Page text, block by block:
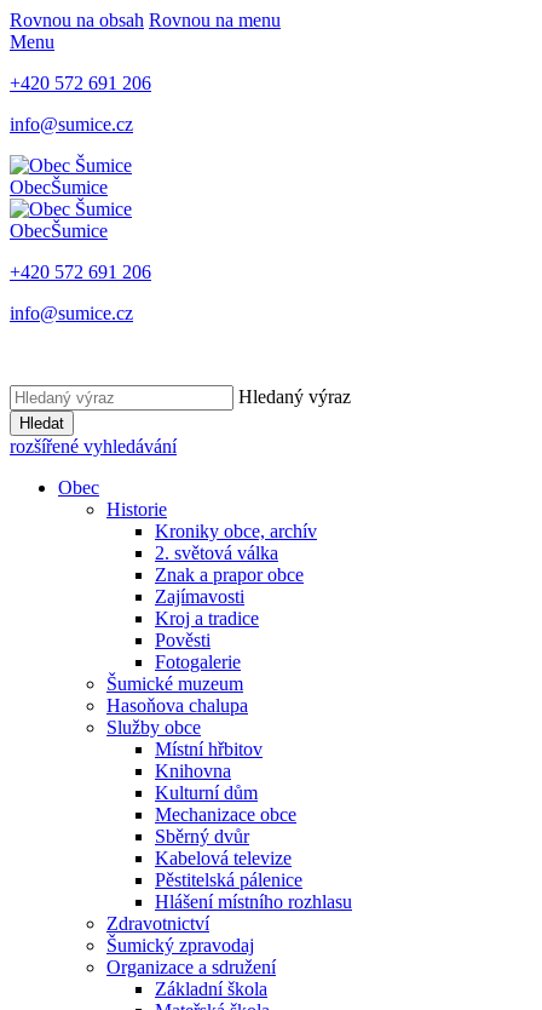
Rovnou na obsah Rovnou na menu
Menu
+420 572 691 206
info@sumice.cz
ObecŠumice
ObecŠumice
+420 572 691 206
info@sumice.cz
Hledaný výraz
Hledat
rozšířené vyhledávání
Obec
Historie
Kroniky obce, archív
2. světová válka
Znak a prapor obce
Zajímavosti
Kroj a tradice
Pověsti
Fotogalerie
Šumické muzeum
Hasoňova chalupa
Služby obce
Místní hřbitov
Knihovna
Kulturní dům
Mechanizace obce
Sběrný dvůr
Kabelová televize
Pěstitelská pálenice
Hlášení místního rozhlasu
Zdravotnictví
Šumický zpravodaj
Organizace a sdružení
Základní škola